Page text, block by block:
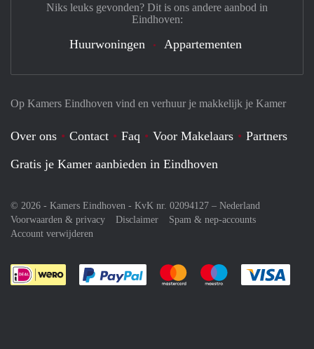
Op Kamers Eindhoven vind en verhuur je makkelijk je Kamer
Over ons Contact Faq Voor Makelaars
Partners
Gratis je Kamer aanbieden in Eindhoven
© 2026 - Kamers Eindhoven - KvK nr. 02094127 – Nederland
Voorwaarden & privacy
Disclaimer
Spam & nep-accounts
Account verwijderen
Je rekent gemakkelijk af met Paypal
Je rekent gemakkelijk af met
Je rekent
Niks leuks gevonden? Dit is ons andere aanbod in
Eindhoven:
Huurwoningen Appartementen